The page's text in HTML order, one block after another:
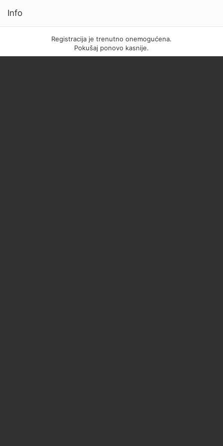
Info
Registracija je trenutno onemogućena.
Pokušaj ponovo kasnije.